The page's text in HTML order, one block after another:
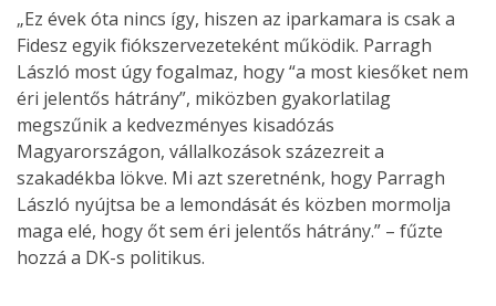
„Ez évek óta nincs így, hiszen az iparkamara is csak a
Fidesz egyik fiókszervezeteként működik. Parragh
László most úgy fogalmaz, hogy “a most kiesőket nem
éri jelentős hátrány”, miközben gyakorlatilag
megszűnik a kedvezményes kisadózás
Magyarországon, vállalkozások százezreit a
szakadékba lökve. Mi azt szeretnénk, hogy Parragh
László nyújtsa be a lemondását és közben mormolja
maga elé, hogy őt sem éri jelentős hátrány.” – fűzte
hozzá a DK-s politikus.